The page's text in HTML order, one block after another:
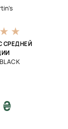
СРЕДНЕЙ
₴